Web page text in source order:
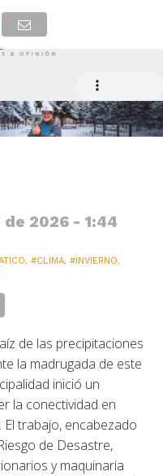
nieve
de 2026 - 1:44
, #CLIMA, #INVIERNO,
de las precipitaciones
la madrugada de este
inició un
la conectividad en
trabajo, encabezado
de Desastre,
y maquinaria